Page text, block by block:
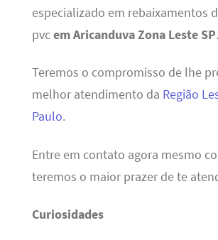
especializado em rebaixamentos
pvcem Aricanduva Zona Leste SP.
Teremos o compromisso de lhe
melhor atendimento da Região
Paulo.
Entre em contato agora mesmo
teremos o maior prazer de te
Curiosidades